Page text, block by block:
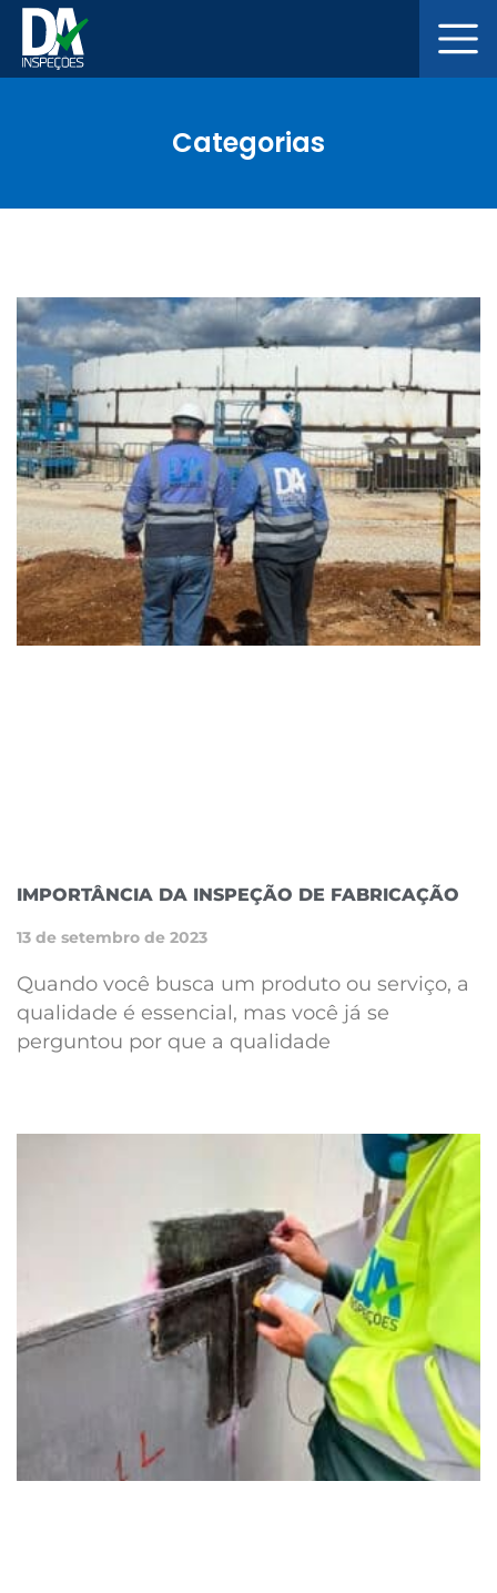
Categorias
IMPORTÂNCIA DA INSPEÇÃO DE FABRICAÇÃO
13 de setembro de 2023
Quando você busca um produto ou serviço, a
qualidade é essencial, mas você já se
perguntou por que a qualidade